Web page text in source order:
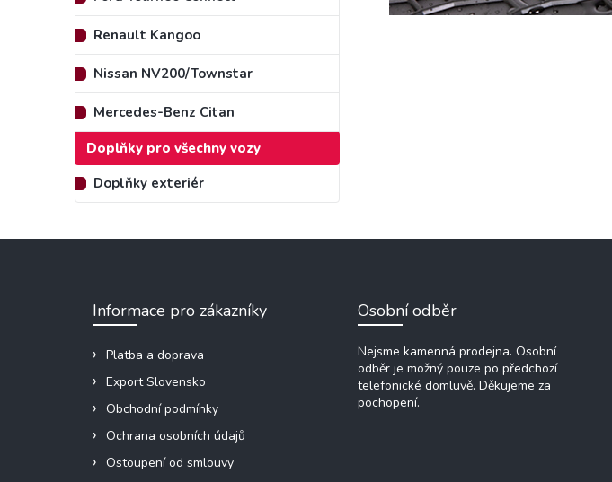
Renault Kangoo
Nissan NV200/Townstar
Mercedes-Benz Citan
Doplňky pro všechny vozy
Doplňky exteriér
Informace pro zákazníky
Platba a doprava
Export Slovensko
Obchodní podmínky
Ochrana osobních údajů
Ostoupení od smlouvy
Osobní odběr
Nejsme kamenná prodejna. Osobní
odběr je možný pouze po předchozí
telefonické domluvě. Děkujeme za
pochopení.